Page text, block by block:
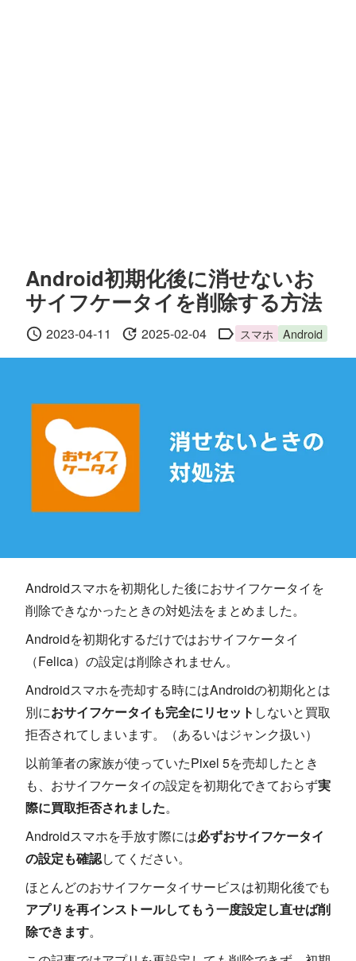
Android初期化後に消せないお
サイフケータイを削除する方法
2023-04-11 2025-02-04 スマホ Android
Androidスマホを初期化した後におサイフケータイを
削除できなかったときの対処法をまとめました。
Androidを初期化するだけではおサイフケータイ
（Felica）の設定は削除されません。
Androidスマホを売却する時にはAndroidの初期化とは
別におサイフケータイも完全にリセット しないと買取
拒否されてしまいます。（あるいはジャンク扱い）
以前筆者の家族が使っていたPixel 5を売却したとき
も、おサイフケータイの設定を初期化できておらず実
際に買取拒否されました。
Androidスマホを手放す際には必ずおサイフケータイ
の設定も確認してください。
ほとんどのおサイフケータイサービスは初期化後でも
アプリを再インストールしてもう一度設定し直せば削
除できます。